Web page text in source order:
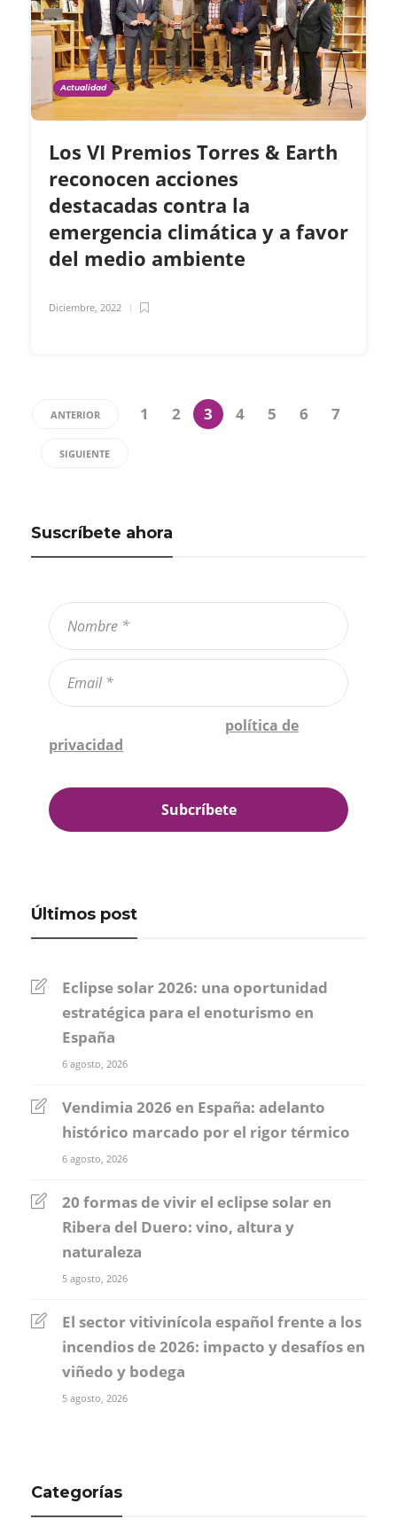
Actualidad
Los VI Premios Torres & Earth
reconocen acciones
destacadas contra la
emergencia climática y a favor
del medio ambiente
Diciembre, 2022
ANTERIOR 1 2 3 4 5 6 7
SIGUIENTE
Suscríbete ahora
política de
privacidad
Últimos post
Eclipse solar 2026: una oportunidad
estratégica para el enoturismo en
España
6 agosto, 2026
Vendimia 2026 en España: adelanto
histórico marcado por el rigor térmico
6 agosto, 2026
20 formas de vivir el eclipse solar en
Ribera del Duero: vino, altura y
naturaleza
5 agosto, 2026
El sector vitivinícola español frente a los
incendios de 2026: impacto y desafíos en
viñedo y bodega
5 agosto, 2026
Categorías